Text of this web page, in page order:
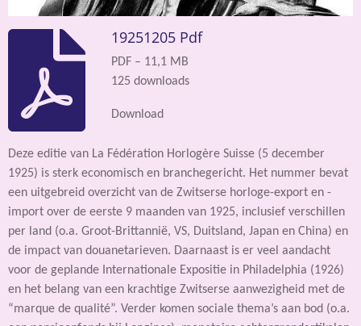
19251205 Pdf
PDF – 11,1 MB
125 downloads
Download
Deze editie van La Fédération Horlogère Suisse (5 december
1925) is sterk economisch en branchegericht. Het nummer bevat
een uitgebreid overzicht van de Zwitserse horloge-export en -
import over de eerste 9 maanden van 1925, inclusief verschillen
per land (o.a. Groot-Brittannië, VS, Duitsland, Japan en China) en
de impact van douanetarieven. Daarnaast is er veel aandacht
voor de geplande Internationale Expositie in Philadelphia (1926)
en het belang van een krachtige Zwitserse aanwezigheid met de
“marque de qualité”. Verder komen sociale thema’s aan bod (o.a.